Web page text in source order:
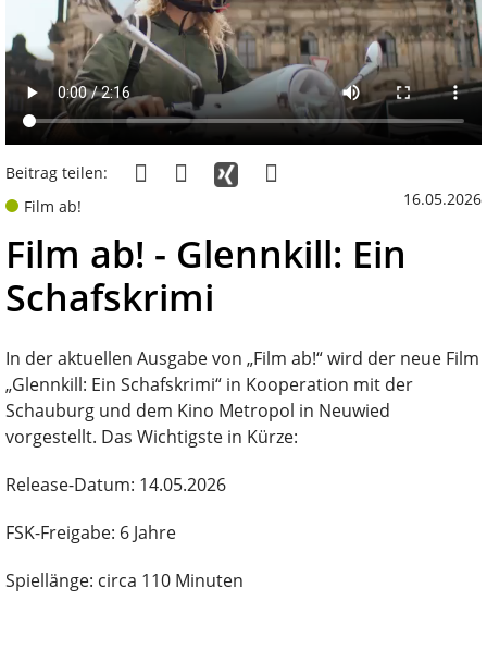
Beitrag teilen:
Film ab!
16.05.2026
Film ab! - Glennkill: Ein
Schafskrimi
In der aktuellen Ausgabe von „Film ab!“ wird der neue Film
„Glennkill: Ein Schafskrimi“ in Kooperation mit der
Schauburg und dem Kino Metropol in Neuwied
vorgestellt. Das Wichtigste in Kürze:
Release-Datum: 14.05.2026
FSK-Freigabe: 6 Jahre
Spiellänge: circa 110 Minuten